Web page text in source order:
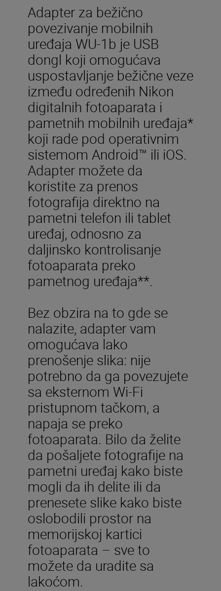
Adapter za bežično
povezivanje mobilnih
uređaja WU-1b je USB
dongl koji omogućava
uspostavljanje bežične veze
između određenih Nikon
digitalnih fotoaparata i
pametnih mobilnih uređaja*
koji rade pod operativnim
sistemom Android™ ili iOS.
Adapter možete da
koristite za prenos
fotografija direktno na
pametni telefon ili tablet
uređaj, odnosno za
daljinsko kontrolisanje
fotoaparata preko
pametnog uređaja**.
Bez obzira na to gde se
nalazite, adapter vam
omogućava lako
prenošenje slika: nije
potrebno da ga povezujete
sa eksternom Wi-Fi
pristupnom tačkom, a
napaja se preko
fotoaparata. Bilo da želite
da pošaljete fotografije na
pametni uređaj kako biste
mogli da ih delite ili da
prenesete slike kako biste
oslobodili prostor na
memorijskoj kartici
fotoaparata – sve to
možete da uradite sa
lakoćom.